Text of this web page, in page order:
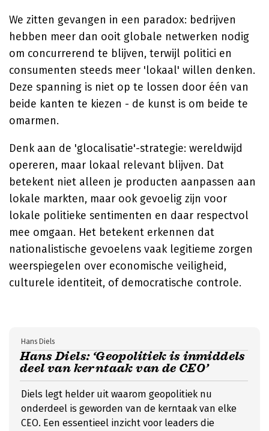
We zitten gevangen in een paradox: bedrijven
hebben meer dan ooit globale netwerken nodig
om concurrerend te blijven, terwijl politici en
consumenten steeds meer 'lokaal' willen denken.
Deze spanning is niet op te lossen door één van
beide kanten te kiezen - de kunst is om beide te
omarmen.
Denk aan de 'glocalisatie'-strategie: wereldwijd
opereren, maar lokaal relevant blijven. Dat
betekent niet alleen je producten aanpassen aan
lokale markten, maar ook gevoelig zijn voor
lokale politieke sentimenten en daar respectvol
mee omgaan. Het betekent erkennen dat
nationalistische gevoelens vaak legitieme zorgen
weerspiegelen over economische veiligheid,
culturele identiteit, of democratische controle.
Hans Diels: ‘Geopolitiek is inmiddels
deel van kerntaak van de CEO’
Hans Diels
Diels legt helder uit waarom geopolitiek nu
onderdeel is geworden van de kerntaak van elke
CEO. Een essentieel inzicht voor leaders die